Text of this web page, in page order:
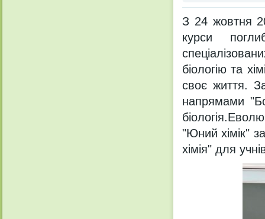
З 24 жовтня
курси
біологію та
своє життя.
напрямами
"Юний хімік"
хімія" для